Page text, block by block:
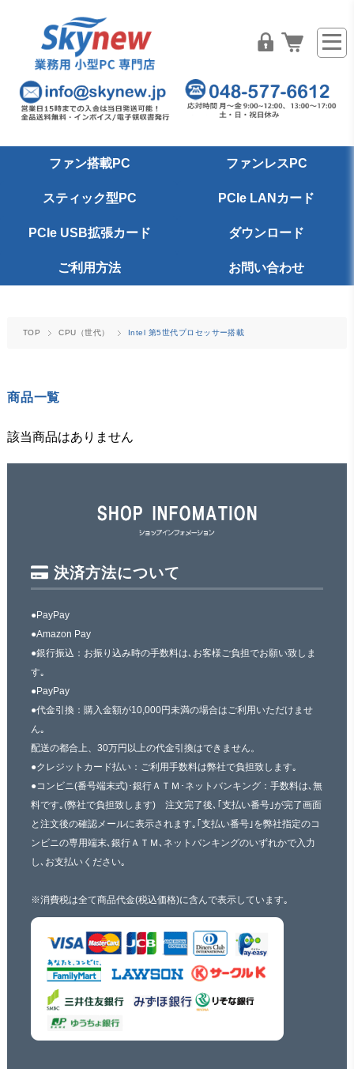
ファン搭載PC ファンレスPC
スティック型PC PCIe LANカード
PCIe USB拡張カード ダウンロード
ご利用方法 お問い合わせ
TOP CPU（世代） Intel 第5世代プロセッサー搭載
商品一覧
該当商品はありません
決済方法について
●PayPay
●Amazon Pay
●銀行振込：お振り込み時の手数料は､お客様ご負担でお願い致しま
す｡
●PayPay
●代金引換：購入金額が10,000円未満の場合はご利用いただけませ
ん｡
配送の都合上、30万円以上の代金引換はできません。
●クレジットカード払い：ご利用手数料は弊社で負担致します｡
●コンビニ(番号端末式)･銀行ＡＴＭ･ネットバンキング：手数料は､無
料です｡(弊社で負担致します) 注文完了後､｢支払い番号｣が完了画面
と注文後の確認メールに表示されます｡｢支払い番号｣を弊社指定のコ
ンビニの専用端末､銀行ＡＴＭ､ネットバンキングのいずれかで入力
し､お支払いください｡
※消費税は全て商品代金(税込価格)に含んで表示しています｡